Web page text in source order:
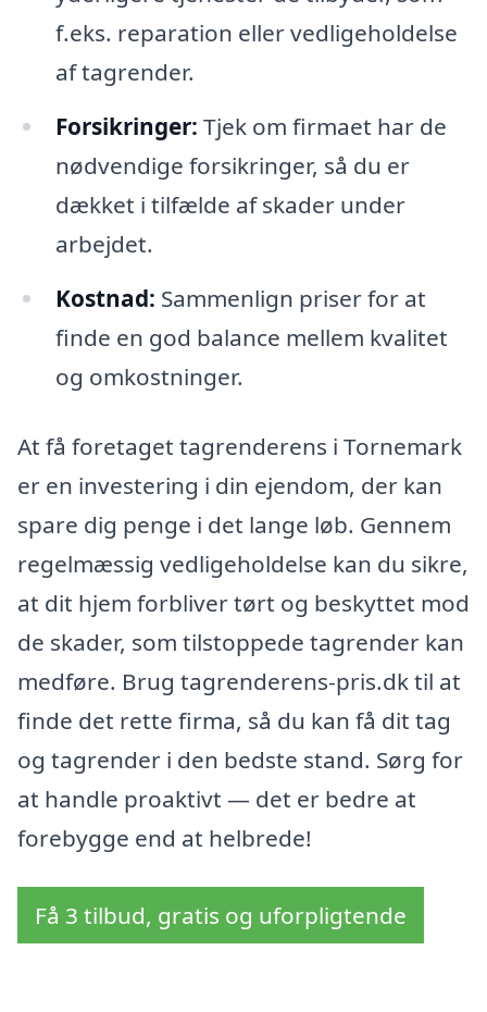
f.eks. reparation eller vedligeholdelse
af tagrender.
Forsikringer: Tjek om firmaet har de
nødvendige forsikringer, så du er
dækket i tilfælde af skader under
arbejdet.
Kostnad: Sammenlign priser for at
finde en god balance mellem kvalitet
og omkostninger.
At få foretaget tagrenderens i Tornemark
er en investering i din ejendom, der kan
spare dig penge i det lange løb. Gennem
regelmæssig vedligeholdelse kan du sikre,
at dit hjem forbliver tørt og beskyttet mod
de skader, som tilstoppede tagrender kan
medføre. Brug tagrenderens-pris.dk til at
finde det rette firma, så du kan få dit tag
og tagrender i den bedste stand. Sørg for
at handle proaktivt — det er bedre at
forebygge end at helbrede!
Få 3 tilbud, gratis og uforpligtende